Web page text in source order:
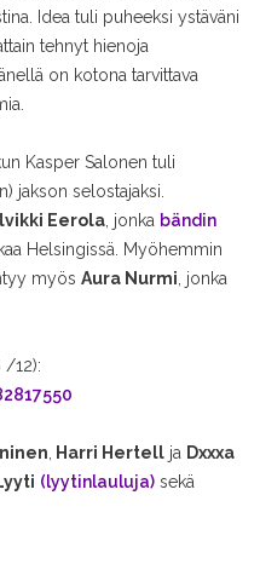
Idea tuli puheeksi ystäväni
tehnyt hienoja
on kotona tarvittava
Kasper Salonen tuli
jakson selostajaksi.
Eerola , jonka bändin
Helsingissä. Myöhemmin
myös Aura Nurmi , jonka
/12):
Harri Hertell ja Dxxxa
(lyytinlauluja) sekä